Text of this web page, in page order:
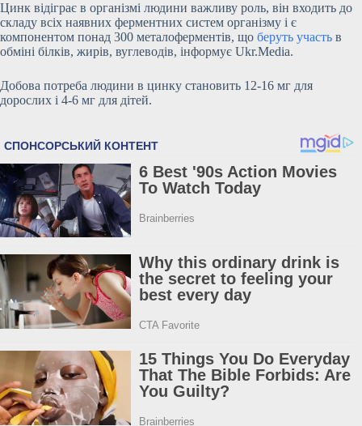
Цинк відіграє в організмі людини важливу роль, він входить до
складу всіх наявних ферментних систем організму і є
компонентом понад 300 металоферментів, що беруть участь в
обміні білків, жирів, вуглеводів, інформує Ukr.Media.
Добова потреба людини в цинку становить 12-16 мг для
дорослих і 4-6 мг для дітей.